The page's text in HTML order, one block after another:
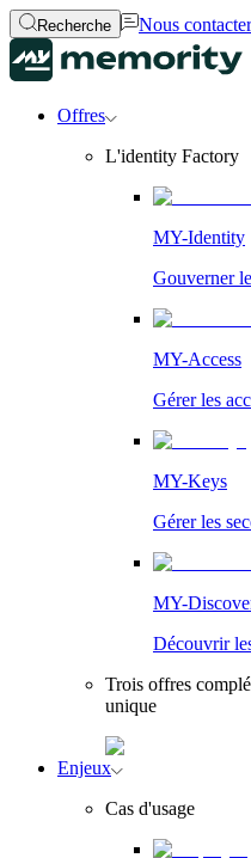
Recherche Nous contacter
Offres
L'identity Factory
MY-Identity
Gouverner
MY-Access
Gérer les
MY-Keys
Gérer les
MY-
Découvrir
Trois offres
unique
Enjeux
Cas d'usage